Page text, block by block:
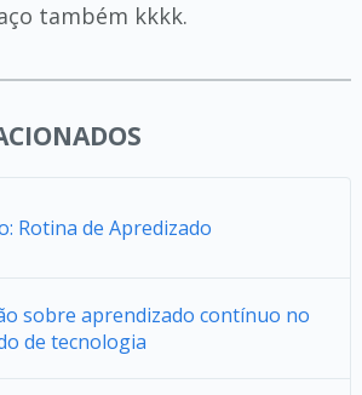
também kkkk.
Rotina de Apredizado
sobre aprendizado contínuo no
de tecnologia